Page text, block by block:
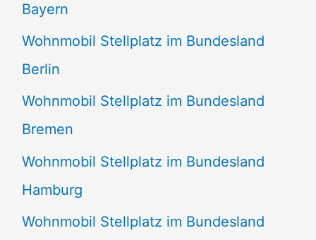
Bayern
Wohnmobil Stellplatz im Bundesland
Berlin
Wohnmobil Stellplatz im Bundesland
Bremen
Wohnmobil Stellplatz im Bundesland
Hamburg
Wohnmobil Stellplatz im Bundesland